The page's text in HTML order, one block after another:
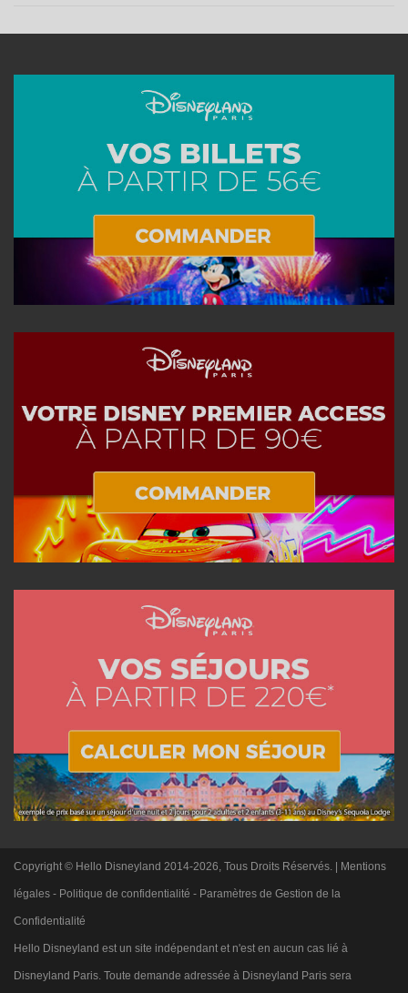
Copyright © Hello Disneyland 2014-2026, Tous Droits Réservés. | Mentions
légales - Politique de confidentialité - Paramètres de Gestion de la
Confidentialité
Hello Disneyland est un site indépendant et n'est en aucun cas lié à
Disneyland Paris. Toute demande adressée à Disneyland Paris sera